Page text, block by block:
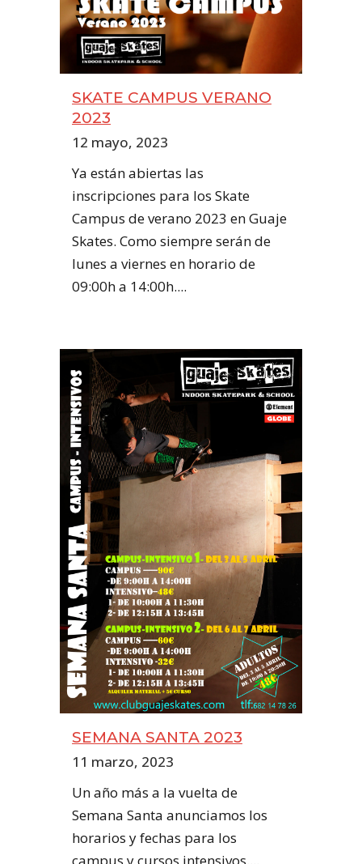
SKATE CAMPUS VERANO
2023
12 mayo, 2023
Ya están abiertas las
inscripciones para los Skate
Campus de verano 2023 en Guaje
Skates. Como siempre serán de
lunes a viernes en horario de
09:00h a 14:00h....
SEMANA SANTA 2023
11 marzo, 2023
Un año más a la vuelta de
Semana Santa anunciamos los
horarios y fechas para los
campus y cursos intensivos....